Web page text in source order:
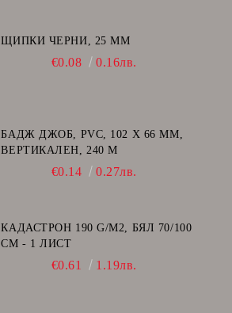
ЩИПКИ ЧЕРНИ, 25 ММ
€0.08 0.16лв.
БАДЖ ДЖОБ, PVC, 102 Х 66 ММ,
ВЕРТИКАЛЕН, 240 Μ
€0.14 0.27лв.
КАДАСТРОН 190 G/M2, БЯЛ 70/100
СМ - 1 ЛИСТ
€0.61 1.19лв.